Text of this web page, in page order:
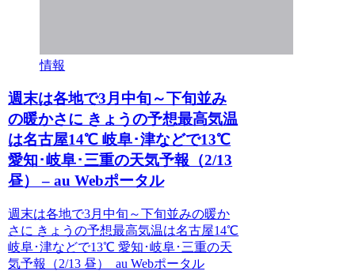
情報
週末は各地で3月中旬～下旬並み
の暖かさに きょうの予想最高気温
は名古屋14℃ 岐阜･津などで13℃
愛知･岐阜･三重の天気予報（2/13
昼） – au Webポータル
週末は各地で3月中旬～下旬並みの暖か
さに きょうの予想最高気温は名古屋14℃
岐阜･津などで13℃ 愛知･岐阜･三重の天
気予報（2/13 昼） au Webポータル